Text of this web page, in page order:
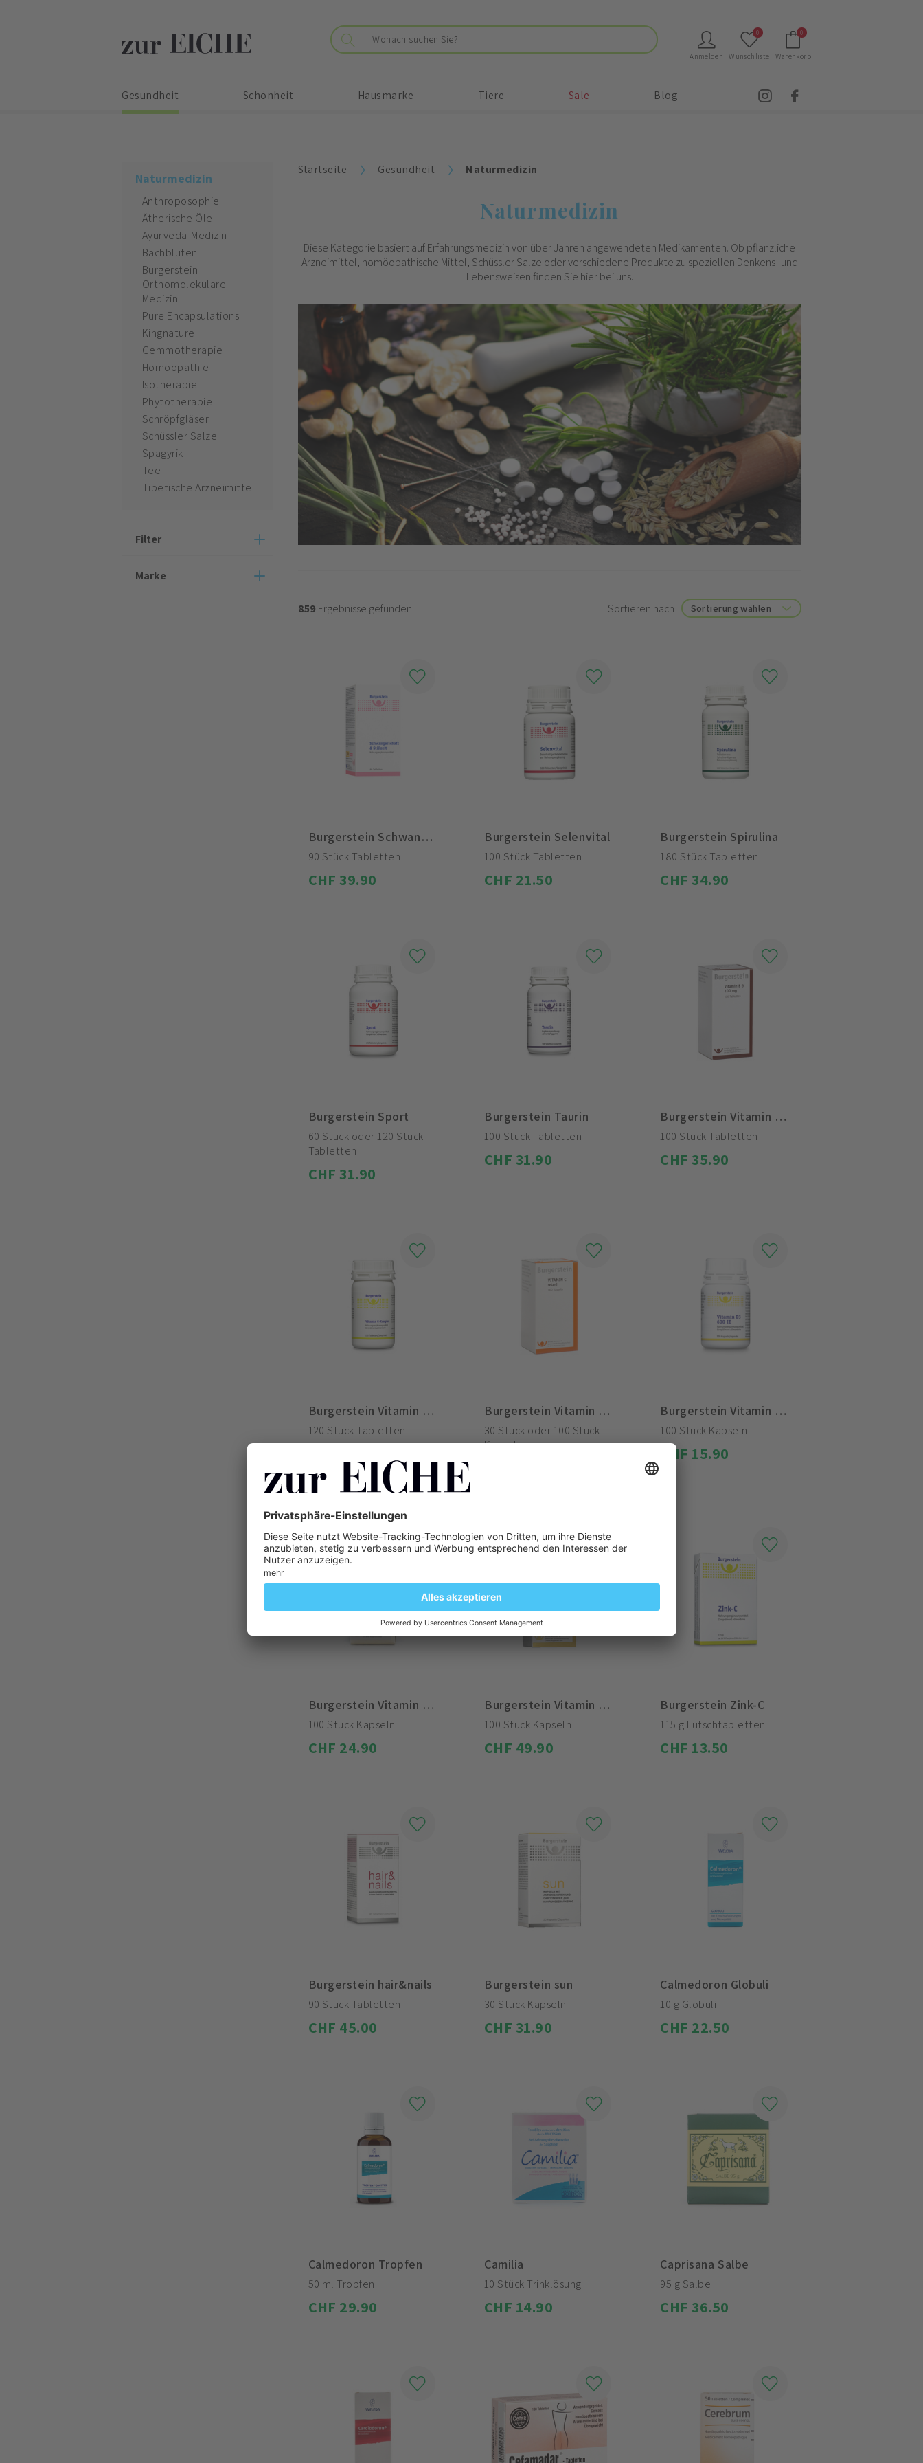
Anmelden
0
Wunschliste
0
Warenkorb
Gesundheit Schönheit Hausmarke Tiere Sale Blog
Startseite Gesundheit Naturmedizin
Naturmedizin
Diese Kategorie basiert auf Erfahrungsmedizin von über Jahren angewendeten Medikamenten. Ob pflanzliche
Arzneimittel, homöopathische Mittel, Schüssler Salze oder verschiedene Produkte zu speziellen Denkens- und
Lebensweisen finden Sie hier bei uns.
859 Ergebnisse gefunden Sortieren nach Sortierung wählen
Burgerstein Schwangerschaft & Stillzeit
90 Stück Tabletten
CHF 39.90
Burgerstein Selenvital
100 Stück Tabletten
CHF 21.50
Burgerstein Spirulina
180 Stück Tabletten
CHF 34.90
Burgerstein Sport
60 Stück oder 120 Stück
Tabletten
CHF 31.90
Burgerstein Taurin
100 Stück Tabletten
CHF 31.90
Burgerstein Vitamin B6 100 mg
100 Stück Tabletten
CHF 35.90
Burgerstein Vitamin C-Komplex
120 Stück Tabletten
Burgerstein Vitamin C retard
30 Stück oder 100 Stück
Kapseln
Burgerstein Vitamin D3 600 IE
100 Stück Kapseln
CHF 15.90
Burgerstein Vitamin E 100 I.E.
100 Stück Kapseln
CHF 24.90
Burgerstein Vitamin E 400 I.E.
100 Stück Kapseln
CHF 49.90
Burgerstein Zink-C
115 g Lutschtabletten
CHF 13.50
Burgerstein hair&nails
90 Stück Tabletten
CHF 45.00
Burgerstein sun
30 Stück Kapseln
CHF 31.90
Calmedoron Globuli
10 g Globuli
CHF 22.50
Calmedoron Tropfen
50 ml Tropfen
CHF 29.90
Camilia
10 Stück Trinklösung
CHF 14.90
Caprisana Salbe
95 g Salbe
CHF 36.50
Naturmedizin
Anthroposophie
Ätherische Öle
Ayurveda-Medizin
Bachblüten
Burgerstein
Orthomolekulare
Medizin
Pure Encapsulations
Kingnature
Gemmotherapie
Homöopathie
Isotherapie
Phytotherapie
Schröpfgläser
Schüssler Salze
Spagyrik
Tee
Tibetische Arzneimittel
Filter
Marke